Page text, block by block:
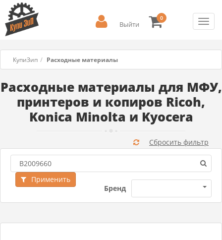
Выйти
0
КупиЗип Расходные материалы
Расходные материалы для МФУ,
принтеров и копиров Ricoh,
Konica Minolta и Kyocera
Бренд
Применить
Сбросить фильтр